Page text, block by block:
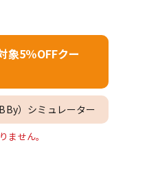
象5％OFFクー
）シミュレーター
ません。